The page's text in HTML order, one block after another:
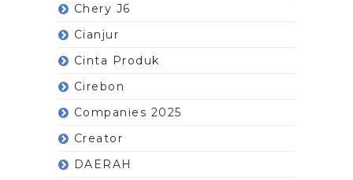
Chery J6
Cianjur
Cinta Produk
Cirebon
Companies 2025
Creator
DAERAH